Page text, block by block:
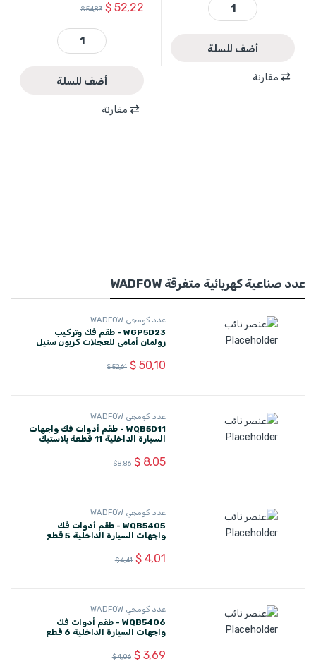
$52,22
$54,83
WCDP5281 - مثقب بطارية 20 فولت رجاج 52 نيوتن BL كوان بلاستيك 13 مم + بطارية 2 امبير عدد 2 + شاحن + اكسسوارات ضمن حقيبة بلاستيك WADFOW quantity
أضف للسلة
مقارنة
WCLP562 - منشار شجر بطارية 20 فولت 6 انش + بطارية 2 امبير + شاحن WADFOW quantity
أضف للسلة
مقارنة
عدد صناعية كهربائية متفرقة WADFOW
عدد كومجي WADFOW
WGP5D23 - طقم فك وتركيب
رولمان أمامي للعجلات كربون ستيل
$50,10
$52,61
عدد كومجي WADFOW
WQB5D11 - طقم أدوات فك واجهات
السيارة الداخلية 11 قطعة بلاستيك
$8,05
$8,86
عدد كومجي WADFOW
WQB5405 - طقم أدوات فك
واجهات السيارة الداخلية 5 قطع
$4,01
$4,41
عدد كومجي WADFOW
WQB5406 - طقم أدوات فك
واجهات السيارة الداخلية 6 قطع
$3,69
$4,06